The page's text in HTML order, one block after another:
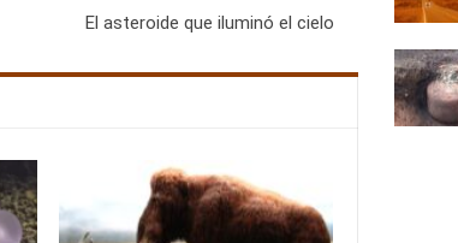
El asteroide que iluminó el cielo